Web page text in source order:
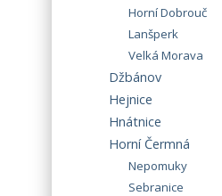
Horní Dobrouč
Lanšperk
Velká Morava
Džbánov
Hejnice
Hnátnice
Horní Čermná
Nepomuky
Sebranice